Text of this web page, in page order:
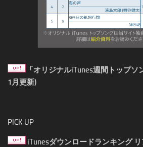
「オリジナルiTunes週間トップ
1月更新)
PICK UP
iTunesダウンロードランキング